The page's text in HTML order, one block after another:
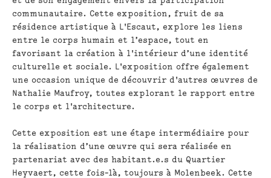
communautaire. Cette exposition, fruit de sa
résidence artistique à L'Escaut, explore les liens
entre le corps humain et l’espace, tout en
favorisant la création à l'intérieur d’une identité
culturelle et sociale. L'exposition offre également
une occasion unique de découvrir d'autres œuvres de
Nathalie Maufroy, toutes explorant le rapport entre
le corps et l'architecture.
Cette exposition est une étape intermédiaire pour
la réalisation d’une œuvre qui sera réalisée en
partenariat avec des habitant.e.s du Quartier
Heyvaert, cette fois-là, toujours à Molenbeek. Cette